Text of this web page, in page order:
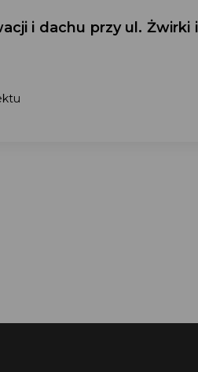
i dachu przy ul. Żwirki